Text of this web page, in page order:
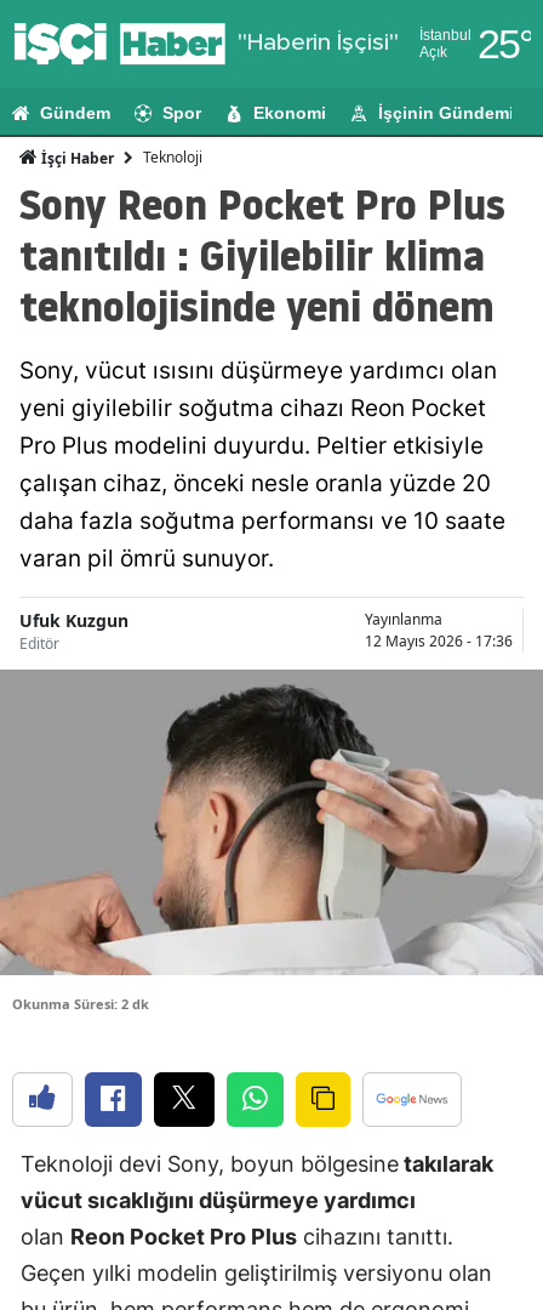
"Haberin İşçisi"
İstanbul
Açık
25°
Adıyaman
Ağrı
Amasya
Ankara
Antalya
Artvin
Aydın
Balıkesir
Bitlis
Bursa
Çanakkale
Çankırı
Çorum
Diyarbakır
Edirne
Elazığ
Erzurum
Gündem Spor Ekonomi İşçinin Gündemi
İşçi Haber Teknoloji
Sony Reon Pocket Pro Plus
tanıtıldı : Giyilebilir klima
teknolojisinde yeni dönem
Sony, vücut ısısını düşürmeye yardımcı olan
yeni giyilebilir soğutma cihazı Reon Pocket
Pro Plus modelini duyurdu. Peltier etkisiyle
çalışan cihaz, önceki nesle oranla yüzde 20
daha fazla soğutma performansı ve 10 saate
varan pil ömrü sunuyor.
Ufuk Kuzgun
Editör
Yayınlanma
12 Mayıs 2026 - 17:36
Okunma Süresi: 2 dk
Teknoloji devi Sony, boyun bölgesinetakılarak
vücut sıcaklığını düşürmeye yardımcı
olan Reon Pocket Pro Plus cihazını tanıttı.
Geçen yılki modelin geliştirilmiş versiyonu olan